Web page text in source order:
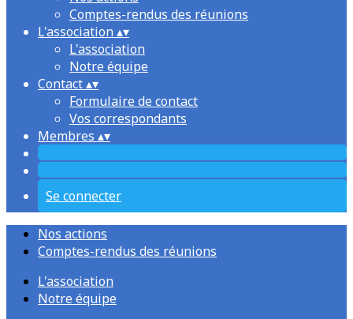
Comptes-rendus des réunions
L'association▴▾
L'association
Notre équipe
Contact▴▾
Formulaire de contact
Vos correspondants
Membres ▴▾
Se connecter
Nos actions
Comptes-rendus des réunions
L'association
Notre équipe